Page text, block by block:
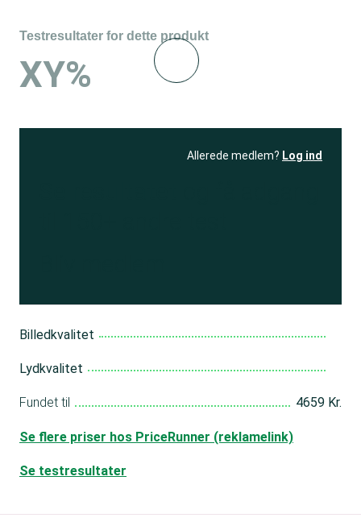
Testresultater for dette produkt
XY%
Allerede medlem? Log ind
Billedkvalitet
Lydkvalitet
Fundet til 4659 Kr.
Se flere priser hos PriceRunner (reklamelink)
Se testresultater